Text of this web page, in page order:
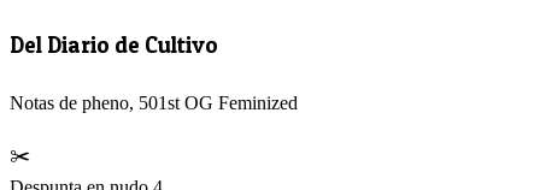
Del Diario de Cultivo
Notas de pheno, 501st OG Feminized
✂️